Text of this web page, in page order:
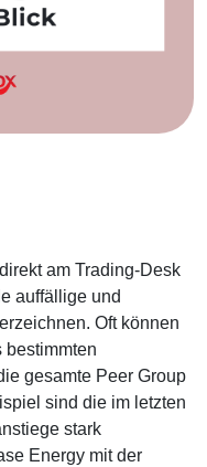
am Trading-Desk
auffällige und
Oft können
bestimmten
gesamte Peer Group
sind die im letzten
stark
Energy mit der